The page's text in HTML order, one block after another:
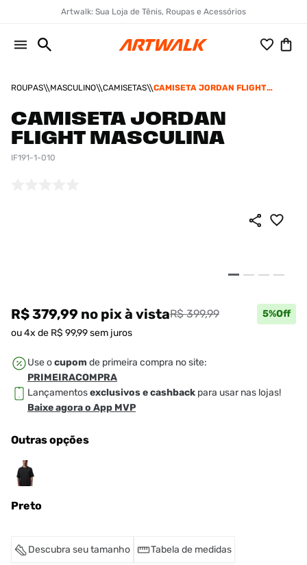
Artwalk: Sua Loja de Tênis, Roupas e Acessórios
ROUPAS MASCULINO CAMISETAS
CAMISETA JORDAN FLIGHT
CAMISETA JORDAN
FLIGHT MASCULINA
IF191-1-010
R$ 379,99 no pixà vistaR$ 399,99 5%Off
ou4x de R$ 99,99sem juros
Use ocupom de primeira compra no site:
PRIMEIRACOMPRA
Lançamentosexclusivos e cashback para usar nas lojas!
Baixe agora o App MVP
Outras opções
Preto
Descubra seu tamanho Tabela de medidas